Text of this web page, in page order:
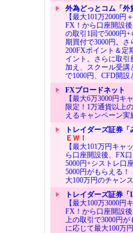
外為どっとコム「外
【最大101万2000円
FX！から口座開設
の取引1回で5000円
期買付で3000円。
200FXポイント＆定
イント。さらに取引
加え、スクール受講
で1000円、CFD開設
FXブロードネット
【最大6万3000円キ
限定！1万通貨以上
えるキャンペーン実
トレイダーズ証券「
ＥＷ！
【最大101万円キャ
ら口座開設後、FX
5000円+シストレ口
5000円がもらえる
大100万円のチャンス
トレイダーズ証券「
【最大100万3000円
FX！から口座開設
上の取引で3000円
に応じて最大100万